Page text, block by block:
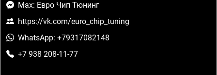
Max: Евро Чип Тюнинг
https://vk.com/euro_chip_tuning
WhatsApp: +79317082148
+7 938 208-11-77